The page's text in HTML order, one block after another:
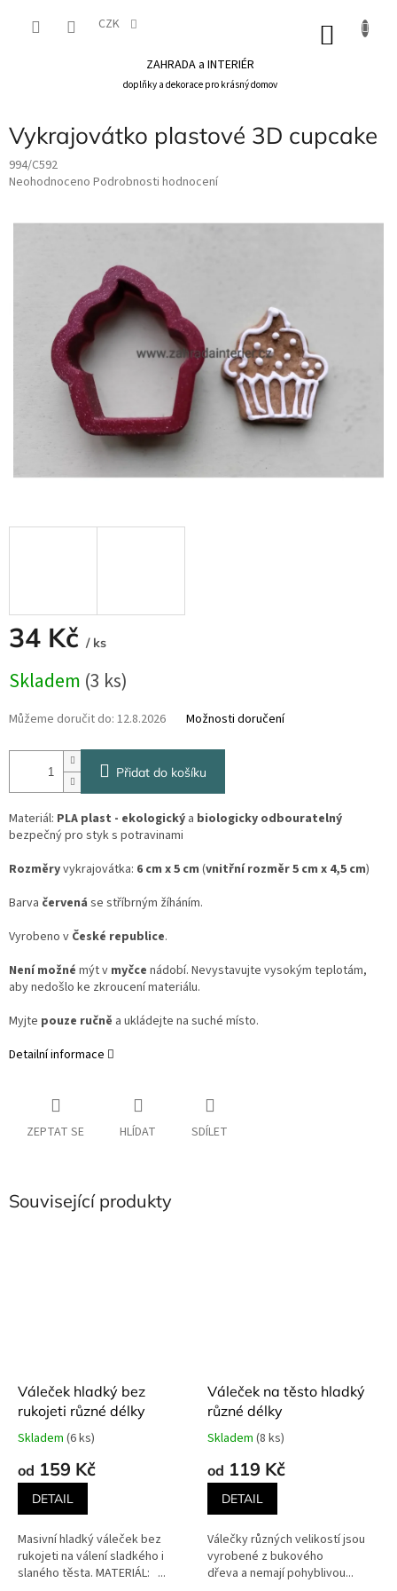
CZK
ZAHRADA a INTERIÉR
doplňky a dekorace pro krásný domov
Vykrajovátko plastové 3D cupcake
994/C592
Průměrné
Neohodnoceno Podrobnosti hodnocení
34 Kč / ks
cena:
Skladem (3 ks)
Můžeme doručit do: 12.8.2026 Možnosti doručení
Přidat do košíku
Materiál: PLA plast - ekologický a biologicky odbouratelný
bezpečný pro styk s potravinami
Rozměryvykrajovátka: 6 cm x 5 cm (vnitřní rozměr 5 cm x 4,5 cm)
Barva červená se stříbrným žíháním.
Vyrobeno v České republice.
Není možné mýt v myčce nádobí. Nevystavujte vysokým teplotám,
aby nedošlo ke zkroucení materiálu.
Myjte pouze ručně a ukládejte na suché místo.
Detailní informace
ZEPTAT SE HLÍDAT SDÍLET
Související produkty
Váleček hladký bez
rukojeti různé délky
Průměrné
produktu
5
hvězdiček.
Skladem (6 ks)
od 159 Kč
DETAIL
Masivní hladký váleček bez
rukojeti na válení sladkého i
slaného těsta. MATERIÁL: ...
Váleček na těsto hladký
různé délky
Průměrné
produktu
5
hvězdiček.
Skladem (8 ks)
od 119 Kč
DETAIL
Válečky různých velikostí jsou
vyrobené z bukového
dřeva a nemají pohyblivou...